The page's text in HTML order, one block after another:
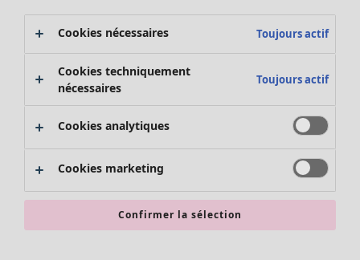
Promos SOLDES
Les promos de Gudrun Sjödén
Nouvel arrivage
Bonnes affaires en soldes - jusqu'à -70
Cookies nécessaires Toujours actif
Cookies techniquement
nécessaires
Toujours actif
Cookies analytiques
Cookies marketing
Confirmer la sélection